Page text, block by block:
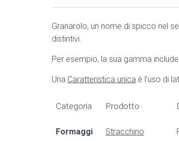
Granarolo, un nome di spicco nel
distintivi.
Per esempio, la sua gamma
Una Caratteristica unica è l’uso di
Categoria Prodotto
Formaggi Stracchino